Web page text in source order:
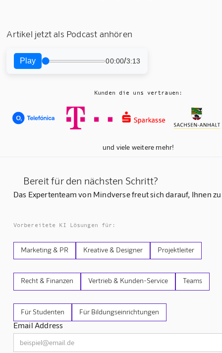
Artikel jetzt als Podcast anhören
Play 00:00/3:13
Kunden die uns vertrauen:
und viele weitere mehr!
Bereit für den nächsten Schritt?
Das Expertenteam von Mindverse freut sich darauf, Ihnen
Vorbereitete KI Lösungen für:
Marketing & PR Kreative & Designer Projektleiter
Recht & Finanzen Vertrieb & Kunden-Service Teams
Für Studenten Für Bildungseinrichtungen
Email Address